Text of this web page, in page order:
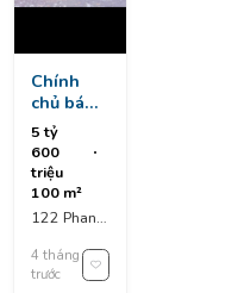
Chính
chủ bán
lô phan
khôi, hòa
xuân,
đường
7.5m lề
4.5m,
ngay dự
án aeon,
5 tỷ
600
triệu
100 m²
122 Phan
Xuan, Cẩm
Lệ District,
4 tháng
trước